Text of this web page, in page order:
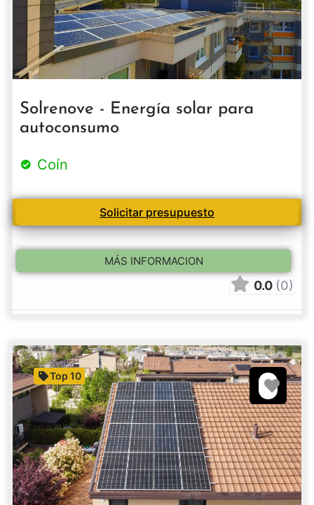
Solrenove - Energía solar para
autoconsumo
Coín
Solicitar presupuesto
MÁS INFORMACION
0.0 (0)
Top 10